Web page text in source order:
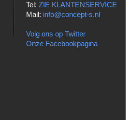
Tel: ZIE KLANTENSERVICE
Mail: info@concept-s.nl
Volg ons op Twitter
Onze Facebookpagina